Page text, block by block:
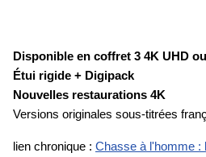
Disponible en coffret 3 4K UHD
Étui rigide + Digipack
Nouvelles restaurations 4K
Versions originales sous-titrées
lien chronique : Chasse à l'homme :